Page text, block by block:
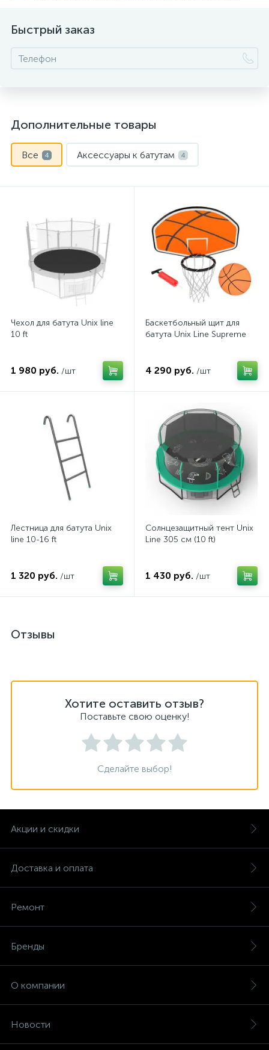
Быстрый заказ
Дополнительные товары
Все 4 Аксессуары к батутам 4
Чехол для батута Unix line
10 ft
1 980 руб. /шт
Баскетбольный щит для
батута Unix Line Supreme
4 290 руб. /шт
Лестница для батута Unix
line 10-16 ft
1 320 руб. /шт
Солнцезащитный тент Unix
Line 305 см (10 ft)
1 430 руб. /шт
Отзывы
Хотите оставить отзыв?
Поставьте свою оценку!
Сделайте выбор!
Акции и скидки
Доставка и оплата
Ремонт
Бренды
О компании
Новости